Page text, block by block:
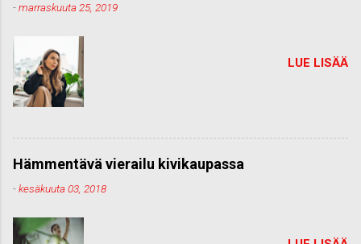
-marraskuuta 25, 2019
LUE LISÄÄ
Hämmentävä vierailu kivikaupassa
-kesäkuuta 03, 2018